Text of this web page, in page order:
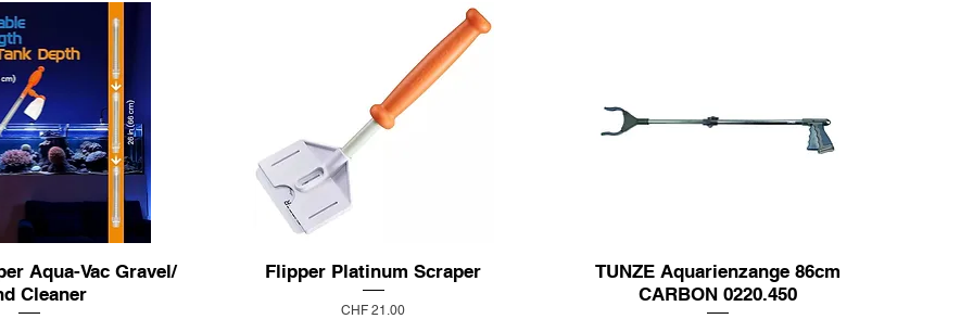
Aqua-Vac Gravel/
Cleaner
Flipper Platinum Scraper
Preis
CHF 21.00
TUNZE Aquarienzange 86cm
CARBON 0220.450